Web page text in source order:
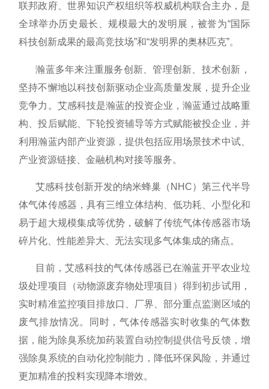
联邦政府、世界知识产权组织等权威机构联合主办，是
全球举办历史最长、规模最大的发明展，被誉为“国际
科技创新成果的最高竞技场”和“发明界的奥林匹克”。
瀚蓝多年来注重服务创新、管理创新、技术创新，
坚持不懈地以科技创新驱动企业高质量发展，提升企业
竞争力。艾感科技是瀚蓝的投资企业，瀚蓝通过战略重
构、投后赋能、下轮投资辅导等方式赋能被投企业，并
利用瀚蓝内部产业资源，提供包括应用场景技术中试、
产业资源链接、金融机构对接等服务。
艾感科技创新开发的纳米蜂巢（ NHC）第三代半导
体气体传感器，具有三维立体结构、低功耗、小型化和
易于超大规模集成等优势，破解了传统气体传感器市场
碎片化、性能差异大、无法实现多气体集成的痛点。
目前，艾感科技的气体传感器已在瀚蓝开平农业垃
圾处理项目（动物源废弃物处理项目）得到初步试用，
实时精准监控项目排放口、厂界、部分重点监测区域的
废气排放情况。同时，气体传感器实时收集的气体数
据，能为除臭系统加药装置自动控制提供信号反馈，增
强除臭系统的自动化控制能力，降低环保风险，并通过
更加精准的投料实现降本增效。